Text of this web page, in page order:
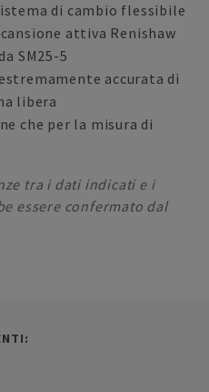
di cambio flessibile
attiva Renishaw
SM25-5
accurata di
libera
che per la misura di
tra i dati indicati e i
essere confermato dal